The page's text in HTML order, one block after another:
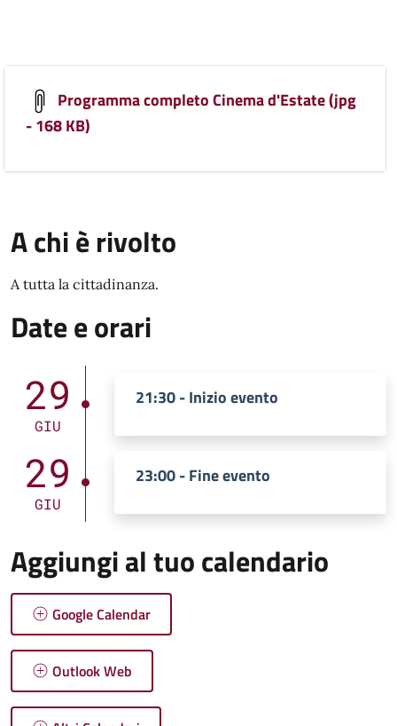
Programma completo Cinema d'Estate (jpg
- 168 KB)
A chi è rivolto
A tutta la cittadinanza.
Date e orari
29
GIU
21:30 - Inizio evento
29
GIU
23:00 - Fine evento
Aggiungi al tuo calendario
Google Calendar
Outlook Web